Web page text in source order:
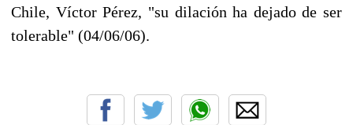
Chile, Víctor Pérez, "su dilación ha dejado de ser
tolerable" (04/06/06).